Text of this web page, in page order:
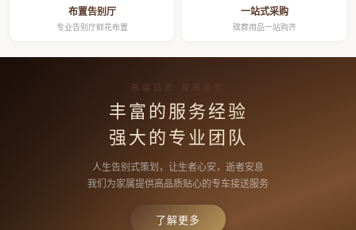
布置告别厅
专业告别厅鲜花布置
一站式采购
殡葬用品一站购齐
高端品质 按需定制
丰富的服务经验
强大的专业团队
人生告别式策划，让生者心安，逝者安息
我们为家属提供高品质贴心的专车接送服务
了解更多